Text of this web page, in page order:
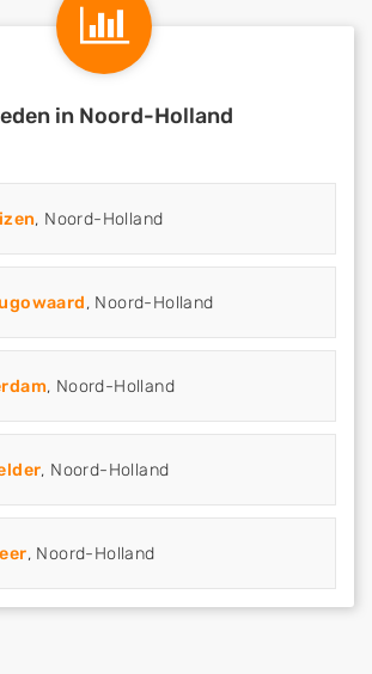
in Noord-Holland
, Noord-Holland
, Noord-Holland
, Noord-Holland
, Noord-Holland
, Noord-Holland